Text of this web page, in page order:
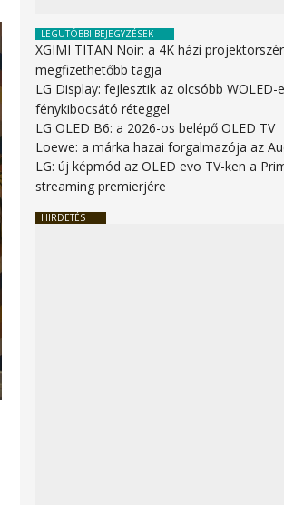
LEGUTÓBBI BEJEGYZÉSEK
XGIMI TITAN Noir: a 4K házi
megfizethetőbb tagja
LG Display: fejlesztik az olcsóbb WOLED-
fénykibocsátó réteggel
LG OLED B6: a 2026-os belépő OLED TV
Loewe: a márka hazai forgalmazója az
LG: új képmód az OLED evo TV-ken a
streaming premierjére
HIRDETÉS